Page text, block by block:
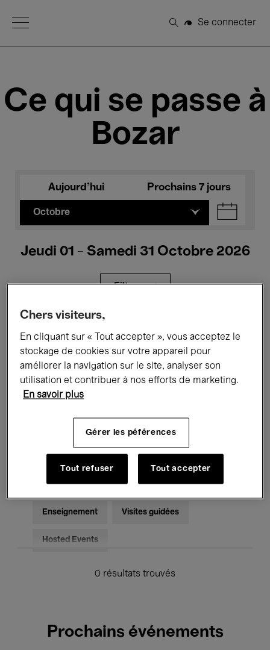
Open Menu
Rechercher
Se connecter
Ce qui se passe à
Bozar
Aujourd'hui Prochains 7 jours
Octobre
Jeudi 01 - Samedi 31 Octobre 2026
Filtres
Expositions Films Performances
Rencontres & Débats Jazz
Musique électronique
Pour tous Kids’ Palace
Enseignement Visites guidées
Hosted Events
0 résultats trouvés
Prochains événements
Chers visiteurs,
En cliquant sur « Tout accepter », vous acceptez le
stockage de cookies sur votre appareil pour
améliorer la navigation sur le site, analyser son
utilisation et contribuer à nos efforts de marketing.
En savoir plus
Gérer les péférences
Tout refuser Tout accepter